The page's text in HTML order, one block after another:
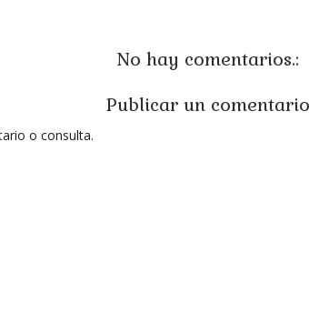
No hay comentarios.:
Publicar un comentario
o consulta.